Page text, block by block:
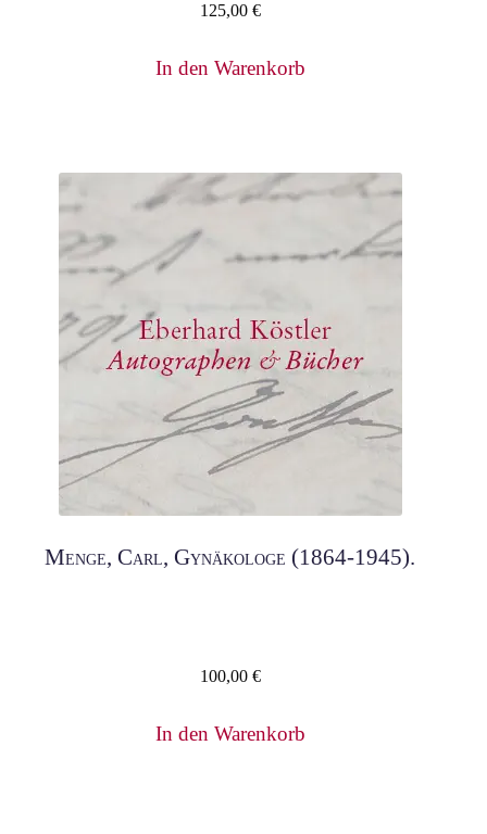
125,00 €
In den Warenkorb
Menge, Carl, Gynäkologe (1864-1945).
100,00 €
In den Warenkorb